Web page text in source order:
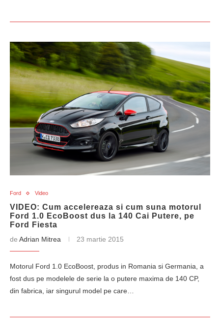
Ford Video
VIDEO: Cum accelereaza si cum suna motorul
Ford 1.0 EcoBoost dus la 140 Cai Putere, pe
Ford Fiesta
de Adrian Mitrea 23 martie 2015
Motorul Ford 1.0 EcoBoost, produs in Romania si Germania, a
fost dus pe modelele de serie la o putere maxima de 140 CP,
din fabrica, iar singurul model pe care…